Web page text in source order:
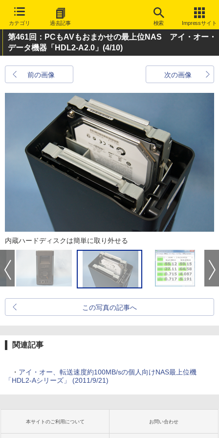
カテゴリ 過去記事 検索 Impressサイト
第461回：PCもAVもおまかせの最上位NAS アイ・オー・
データ機器「HDL2-A2.0」 (4/10)
前の画像 次の画像
内蔵ハードディスクは簡単に取り外せる
この写真の記事へ
関連記事
・ アイ・オー、転送速度約100MB/sの個人向けNAS最上位機
「HDL2-Aシリーズ」 (2011/9/21)
本サイトのご利用について お問い合わせ